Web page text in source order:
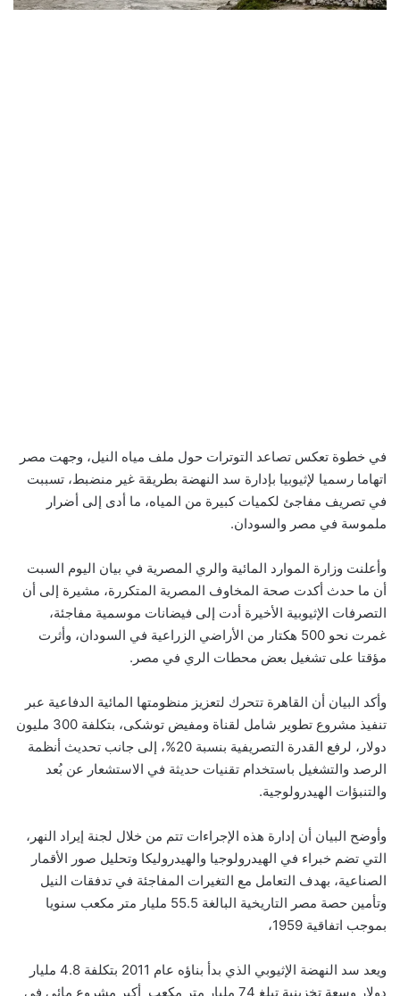
في خطوة تعكس تصاعد التوترات حول ملف مياه النيل، وجهت مصر
اتهاما رسميا لإثيوبيا بإدارة سد النهضة بطريقة غير منضبط، تسببت
في تصريف مفاجئ لكميات كبيرة من المياه، ما أدى إلى أضرار
ملموسة في مصر والسودان.
وأعلنت وزارة الموارد المائية والري المصرية في بيان اليوم السبت
أن ما حدث أكدت صحة المخاوف المصرية المتكررة، مشيرة إلى أن
التصرفات الإثيوبية الأخيرة أدت إلى فيضانات موسمية مفاجئة،
غمرت نحو 500 هكتار من الأراضي الزراعية في السودان، وأثرت
مؤقتا على تشغيل بعض محطات الري في مصر.
وأكد البيان أن القاهرة تتحرك لتعزيز منظومتها المائية الدفاعية عبر
تنفيذ مشروع تطوير شامل لقناة ومفيض توشكى، بتكلفة 300 مليون
دولار، لرفع القدرة التصريفية بنسبة 20%، إلى جانب تحديث أنظمة
الرصد والتشغيل باستخدام تقنيات حديثة في الاستشعار عن بُعد
والتنبؤات الهيدرولوجية.
وأوضح البيان أن إدارة هذه الإجراءات تتم من خلال لجنة إيراد النهر،
التي تضم خبراء في الهيدرولوجيا والهيدروليكا وتحليل صور الأقمار
الصناعية، بهدف التعامل مع التغيرات المفاجئة في تدفقات النيل
وتأمين حصة مصر التاريخية البالغة 55.5 مليار متر مكعب سنويا
بموجب اتفاقية 1959،
ويعد سد النهضة الإثيوبي الذي بدأ بناؤه عام 2011 بتكلفة 4.8 مليار
دولار وسعة تخزينية تبلغ 74 مليار متر مكعب أكبر مشروع مائي في